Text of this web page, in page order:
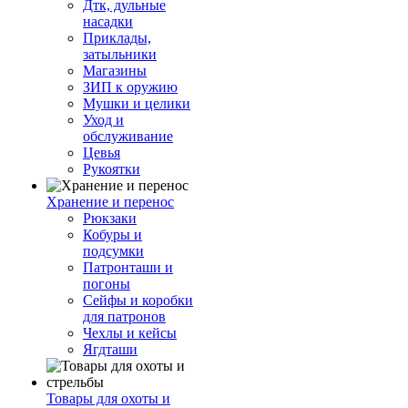
Дтк, дульные
насадки
Приклады,
затыльники
Магазины
ЗИП к оружию
Мушки и целики
Уход и
обслуживание
Цевья
Рукоятки
Хранение и перенос
Рюкзаки
Кобуры и
подсумки
Патронташи и
погоны
Сейфы и коробки
для патронов
Чехлы и кейсы
Ягдташи
Товары для охоты и